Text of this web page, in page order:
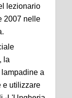
lezionario
2007 nelle
la
a
e utilizzare